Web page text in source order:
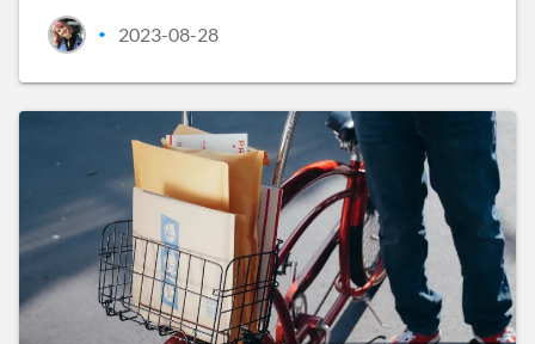
• 2023-08-28